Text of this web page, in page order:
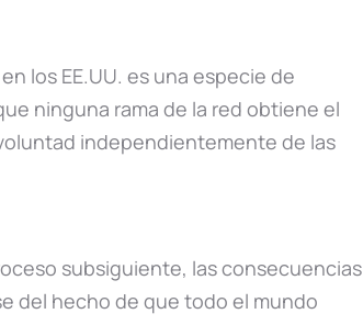
los EE.UU. es una especie de
ninguna rama de la red obtiene el
independientemente de las
subsiguiente, las consecuencias
del hecho de que todo el mundo